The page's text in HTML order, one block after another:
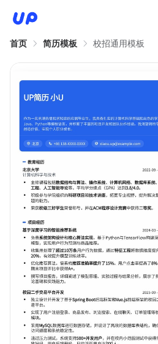
首页 简历模板 校招通用模板